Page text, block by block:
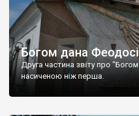
Богом дана
Друга частина звіту про
насиченою ніж перша.